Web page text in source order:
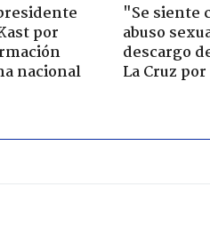
por
nacional
"Se siente
abuso
descargo
La Cruz